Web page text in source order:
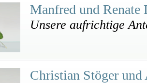
Manfred und
Unsere aufrichtige
Christian Stöger